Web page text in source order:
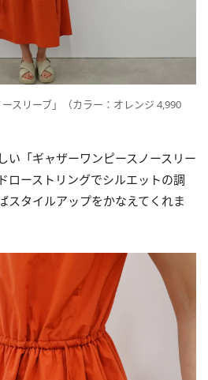
ースリーブ」（カラー：オレンジ 4,990
い「ギャザーワンピースノースリー
ローストリングでシルエットの調
スタイルアップをかなえてくれま